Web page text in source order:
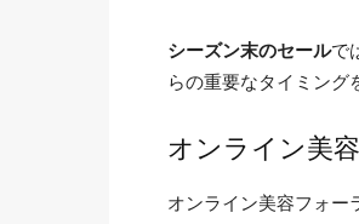
シーズン末のセールで
らの重要なタイミング
オンライン美
オンライン美容フォー